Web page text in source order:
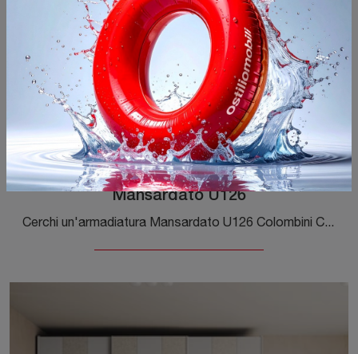
Mansardato U126
Cerchi un'armadiatura Mansardato U126 Colombini Casa? Clicca subito! Gli armadi per mansarde con ante battenti ti attendono.